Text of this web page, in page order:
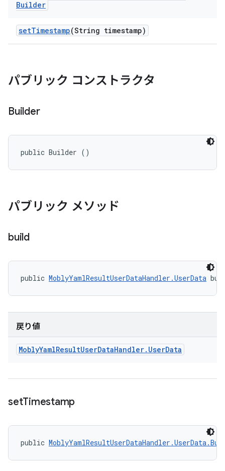
Builder
setTimestamp(String timestamp)
パブリック コンストラクタ
Builder
public Builder ()
パブリック メソッド
build
public MoblyYamlResultUserDataHandler.UserData
戻り値
MoblyYamlResultUserDataHandler. UserData
setTimestamp
public